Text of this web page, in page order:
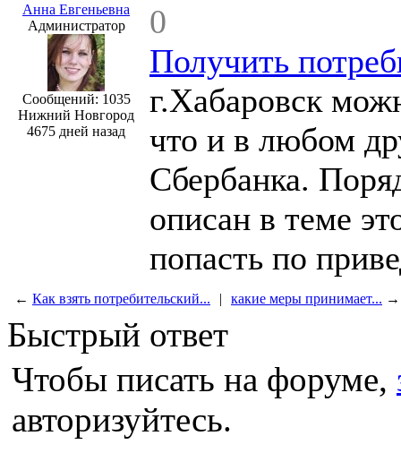
Анна Евгеньевна
Администратор
Сообщений: 1035
Нижний Новгород
4675 дней назад
0
Получить
г.Хабаровск
что и в любом
Сбербанка.
описан в теме
попасть по
← Как взять потребительский... | какие меры принимает... →
Быстрый ответ
Чтобы писать на форуме,
авторизуйтесь.